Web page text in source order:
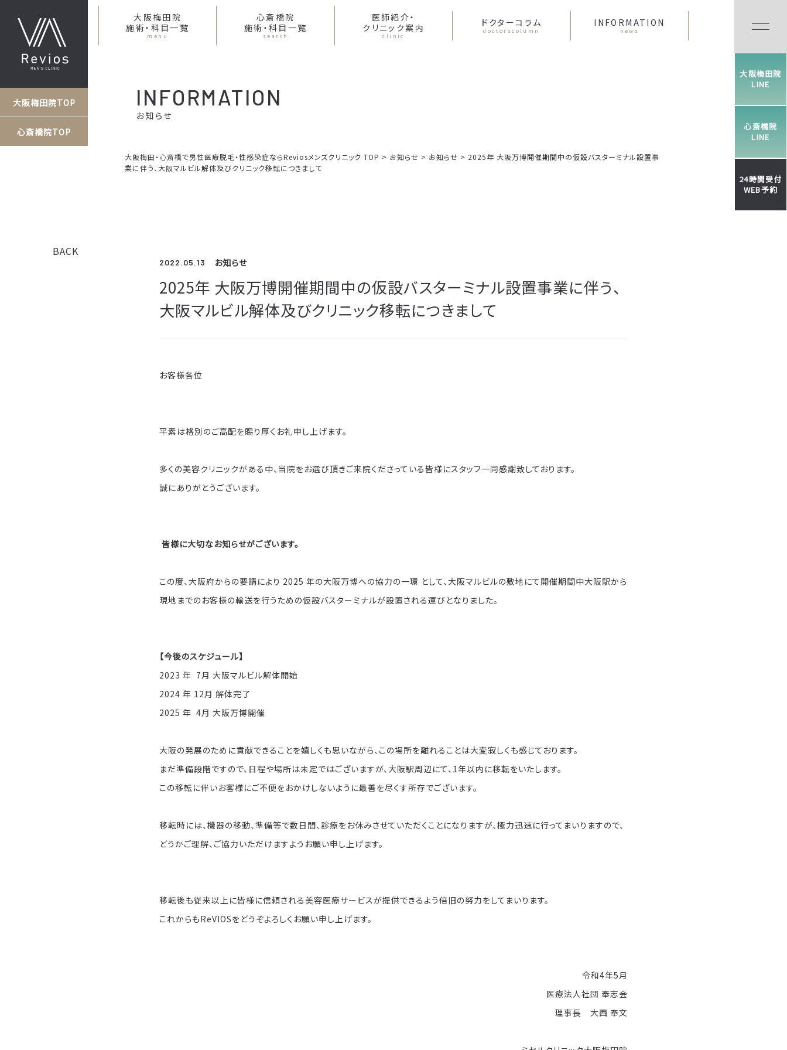
大阪梅田院
施術・科目一覧
menu
心斎橋院
施術・科目一覧
search
医師紹介・
クリニック案内
clinic
ドクターコラム
doctorscolumn
INFORMATION
news
大阪梅田院TOP
心斎橋院TOP
大阪梅田院
LINE
心斎橋院
LINE
24時間受付
WEB予約
INFORMATION
お知らせ
大阪梅田・心斎橋で男性医療脱毛・性感染症ならReviosメンズクリニック TOP > お知らせ > お知らせ > 2025年 大阪万博開催期間中の仮設バスターミナル設置事
業に伴う、大阪マルビル解体及びクリニック移転につきまして
BACK
2022.05.13 お知らせ
2025年 大阪万博開催期間中の仮設バスターミナル設置事業に伴う、
大阪マルビル解体及びクリニック移転につきまして
お客様各位
平素は格別のご高配を賜り厚くお礼申し上げます。
多くの美容クリニックがある中、当院をお選び頂きご来院くださっている皆様にスタッフ一同感謝致しております。
誠にありがとうございます。
皆様に大切なお知らせがございます。
この度、大阪府からの要請により 2025 年の大阪万博への協力の一環 として、大阪マルビルの敷地にて開催期間中大阪駅から
現地までのお客様の輸送を行うための仮設バスターミナルが設置される運びとなりました。
【今後のスケジュール】
2023 年 7月 大阪マルビル解体開始
2024 年 12月 解体完了
2025 年 4月 大阪万博開催
大阪の発展のために貢献できることを嬉しくも思いながら、この場所を離れることは大変寂しくも感じております。
まだ準備段階ですので、日程や場所は未定ではございますが、大阪駅周辺にて、1年以内に移転をいたします。
この移転に伴いお客様にご不便をおかけしないように最善を尽くす所存でございます。
移転時には、機器の移動、準備等で数日間、診療をお休みさせていただくことになりますが、極力迅速に行ってまいりますので、
どうかご理解、ご協力いただけますようお願い申し上げます。
移転後も従来以上に皆様に信頼される美容医療サービスが提供できるよう倍旧の努力をしてまいります。
これからもReVIOSをどうぞよろしくお願い申し上げます。
令和4年5月
医療法人社団 奉志会
理事長 大西 奉文